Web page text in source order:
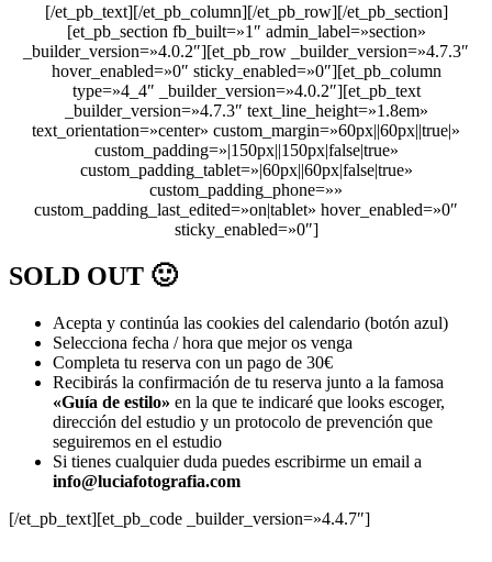
[/et_pb_text][/et_pb_column][/et_pb_row][/et_pb_section]
[et_pb_section fb_built=»1″ admin_label=»section»
_builder_version=»4.0.2″][et_pb_row _builder_version=»4.7.3″
hover_enabled=»0″ sticky_enabled=»0″][et_pb_column
type=»4_4″ _builder_version=»4.0.2″][et_pb_text
_builder_version=»4.7.3″ text_line_height=»1.8em»
text_orientation=»center» custom_margin=»60px||60px||true|»
custom_padding=»|150px||150px|false|true»
custom_padding_tablet=»|60px||60px|false|true»
custom_padding_phone=»»
custom_padding_last_edited=»on|tablet» hover_enabled=»0″
sticky_enabled=»0″]
SOLD OUT 🙂
Acepta y continúa las cookies del calendario (botón azul)
Selecciona fecha / hora que mejor os venga
Completa tu reserva con un pago de 30€
Recibirás la confirmación de tu reserva junto a la famosa
«Guía de estilo» en la que te indicaré que looks escoger,
dirección del estudio y un protocolo de prevención que
seguiremos en el estudio
Si tienes cualquier duda puedes escribirme un email a
info@luciafotografia.com
[/et_pb_text][et_pb_code _builder_version=»4.4.7″]